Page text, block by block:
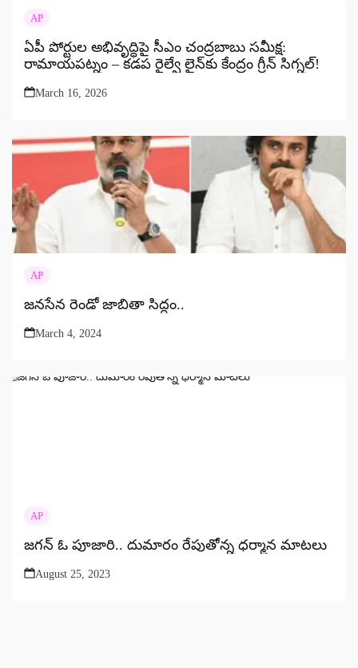
AP
ఏపీ పోర్టుల అభివృద్ధిపై సీఎం చంద్రబాబు సమీక్ష:
రామాయపట్నం – కడప రైల్వే లైన్‌కు కేంద్రం గ్రీన్ సిగ్నల్!
March 16, 2026
AP
జనసేన రెండో జాబితా సిద్దం..
March 4, 2024
AP
జగన్ ఓ పూజారి.. దుమారం రేపుతోన్న ధర్మాన మాటలు
August 25, 2023